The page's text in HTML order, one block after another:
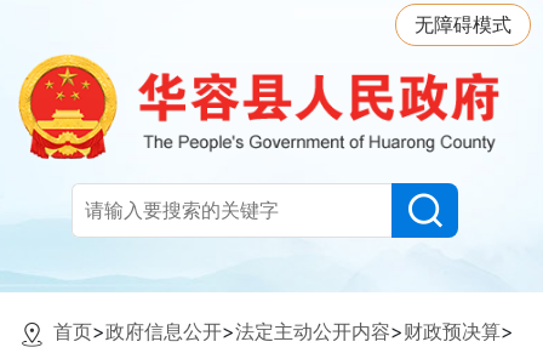
无障碍模式
首页>政府信息公开>法定主动公开内容>财政预决算>